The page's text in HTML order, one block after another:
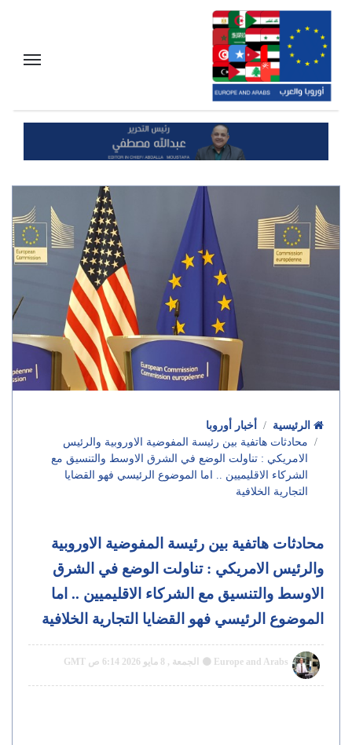
أخبار أوروبا
محادثات هاتفية بين رئيسة المفوضية الاوروبية والرئيس
الامريكي : تناولت الوضع في الشرق الاوسط والتنسيق مع
الشركاء الاقليميين .. اما الموضوع الرئيسي فهو القضايا
التجارية الخلافية
محادثات هاتفية بين رئيسة المفوضية الاوروبية
والرئيس الامريكي : تناولت الوضع في الشرق
الاوسط والتنسيق مع الشركاء الاقليميين .. اما
الموضوع الرئيسي فهو القضايا التجارية الخلافية
Europe and Arabs الجمعة , 8 مايو 2026 6:14 ص GMT